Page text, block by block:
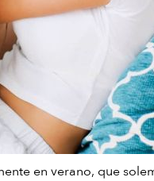
en verano, que